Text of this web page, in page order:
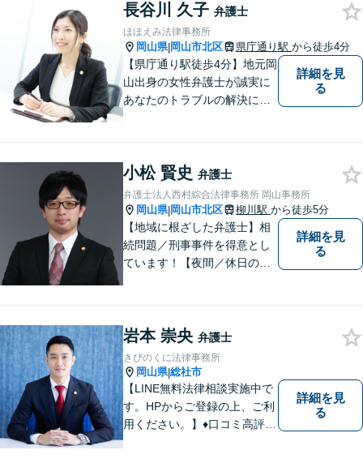
い！
長谷川 久子 弁護士
ほほえみ法律事務所
岡山県|岡山市北区 県庁通り駅 から徒歩4分
【県庁通り駅徒歩4分】地元岡
山出身の女性弁護士が誠実に
あなたのトラブルの解決に向
詳細を見
る
小松 賢史 弁護士
弁護士法人西村綜合法律事務所 岡山事務所
岡山県|岡山市北区 柳川駅 から徒歩5分
【地域に根ざした弁護士】相
続問題／刑事事件を得意とし
ています！【夜間／休日の相
詳細を見
る
岩本 崇央 弁護士
きびのくに法律事務所
岡山県|総社市
【LINE無料法律相談実施中で
す。HPからご登録の上、ご利
用ください。】♦口コミ高評価
詳細を見
る